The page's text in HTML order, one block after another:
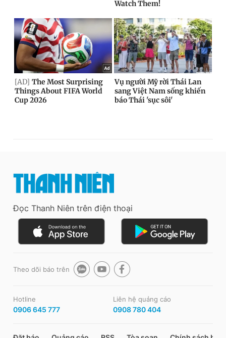
Đọc Thanh Niên trên điện thoại
Theo dõi báo trên
Hotline
0906 645 777
Liên hệ quảng cáo
0908 780 404